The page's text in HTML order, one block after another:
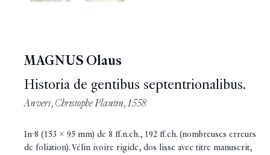
MAGNUS Olaus
Historia de gentibus septentrionalibus.
Anvers, Christophe Plantin, 1558
In-8 (153 x 95 mm) de 8 ff.n.ch., 192 ff.ch. (nombreuses erreurs
de foliation). Vélin ivoire rigide, dos lisse avec titre manuscrit,